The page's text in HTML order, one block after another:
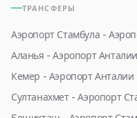
ТРАНСФЕРЫ
Аэропорт Стамбула -
Аланья - Аэропорт Анталии
Кемер - Аэропорт Анталии
Султанахмет - Аэропорт